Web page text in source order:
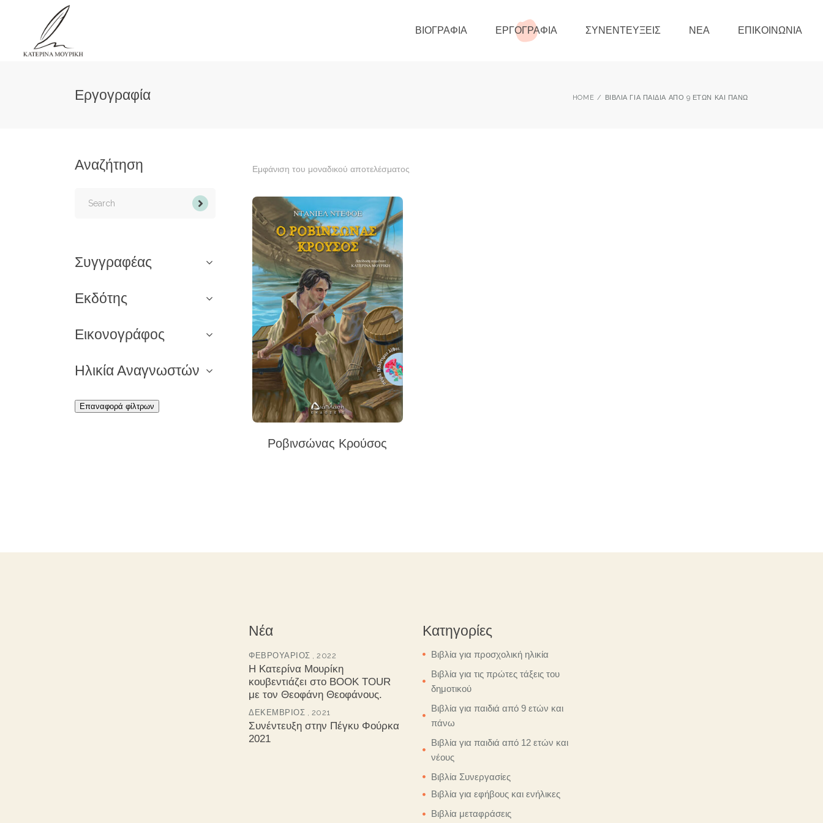
ΒΙΟΓΡΑΦΊΑ ΕΡΓΟΓΡΑΦΊΑ ΣΥΝΕΝΤΕΎΞΕΙΣ ΝΈΑ ΕΠΙΚΟΙΝΩΝΊΑ
Εργογραφία HOME ΒΙΒΛΊΑ ΓΙΑ ΠΑΙΔΙΆ ΑΠΌ 9 ΕΤΏΝ ΚΑΙ ΠΆΝΩ
Εμφάνιση του μοναδικού αποτελέσματος
Ροβινσώνας Κρούσος
Αναζήτηση
Συγγραφέας
Εκδότης
Εικονογράφος
Ηλικία Αναγνωστών
Επαναφορά φίλτρων
Νέα
ΦΕΒΡΟΥΆΡΙΟΣ , 2022
Η Κατερίνα Μουρίκη
κουβεντιάζει στο BOOK TOUR
με τον Θεοφάνη Θεοφάνους.
ΔΕΚΈΜΒΡΙΟΣ , 2021
Συνέντευξη στην Πέγκυ Φούρκα
2021
Κατηγορίες
Βιβλία για προσχολική ηλικία
Βιβλία για τις πρώτες τάξεις του
δημοτικού
Βιβλία για παιδιά από 9 ετών και
πάνω
Βιβλία για παιδιά από 12 ετών και
νέους
Βιβλία Συνεργασίες
Βιβλία για εφήβους και ενήλικες
Βιβλία μεταφράσεις